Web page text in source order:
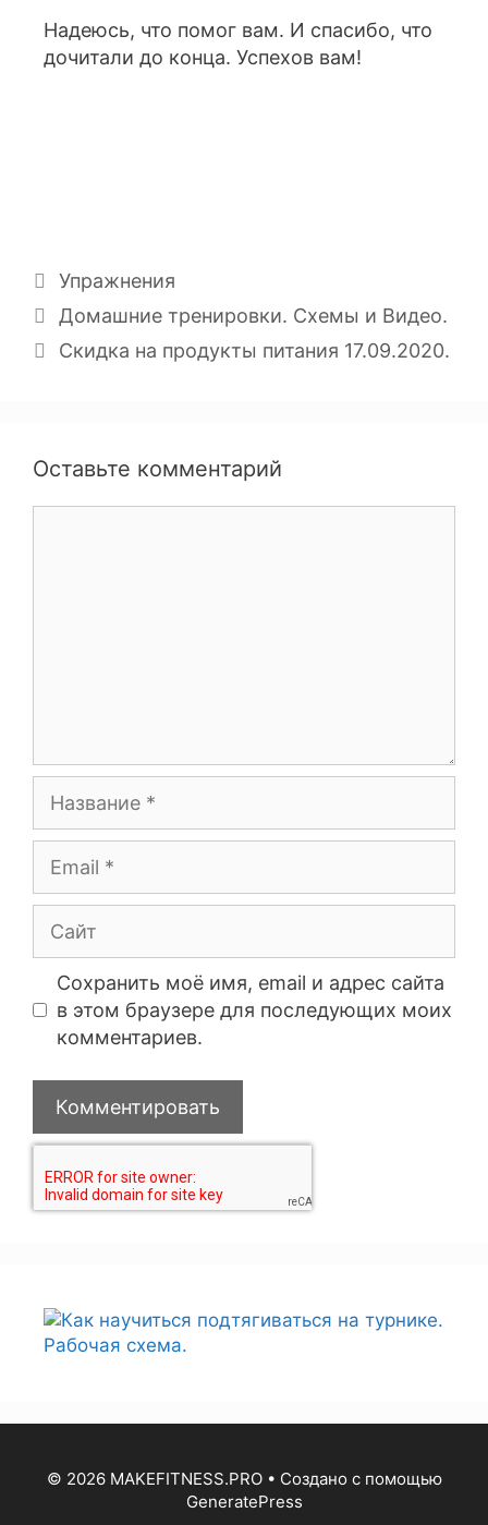
Надеюсь, что помог вам. И спасибо, что
дочитали до конца. Успехов вам!
Упражнения
Домашние тренировки. Схемы и Видео.
Скидка на продукты питания 17.09.2020.
Оставьте комментарий
Сохранить моё имя, email и адрес сайта
в этом браузере для последующих моих
комментариев.
© 2026 MAKEFITNESS.PRO• Создано с помощью
GeneratePress